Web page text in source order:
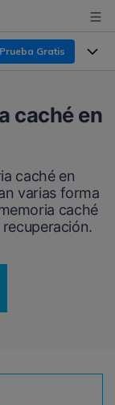
Prueba Gratis
Mac
caché en
caché en
varias forma
caché